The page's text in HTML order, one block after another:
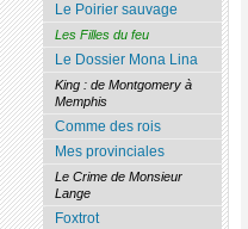
Le Poirier sauvage
Les Filles du feu
Le Dossier Mona Lina
King : de Montgomery à
Memphis
Comme des rois
Mes provinciales
Le Crime de Monsieur
Lange
Foxtrot